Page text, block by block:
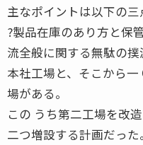
主なポイントは以下の三
?製品在庫のあり方と保
流全般に関する無駄の撲
本社工場と、そこから
場がある。
この うち第二工場を改
二つ増設する計画だった。